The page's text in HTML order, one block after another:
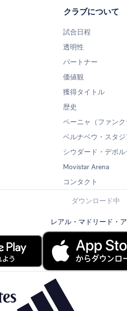
クラブについて
試合日程
透明性
パートナー
価値観
獲得タイトル
歴史
ペーニャ（ファンク
ベルナベウ・スタジ
シウダード・デポ
Movistar Arena
コンタクト
ダウンロード中
レアル・マドリード・